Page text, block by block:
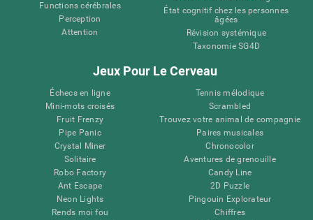
Functions cérébrales
Perception
Attention
État cognitif chez les personnes
âgées
Révision systémique
Taxonomie SG4D
Jeux Pour Le Cerveau
Échecs en ligne
Mini-mots croisés
Fruit Frenzy
Pipe Panic
Crystal Miner
Solitaire
Robo Factory
Ant Escape
Neon Lights
Rends moi fou
Tennis mélodique
Scrambled
Trouvez votre animal de compagnie
Paires musicales
Chronocolor
Aventures de grenouille
Candy Line
2D Puzzle
Pingouin Explorateur
Chiffres